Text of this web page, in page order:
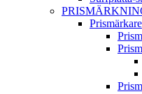
Prismärkare